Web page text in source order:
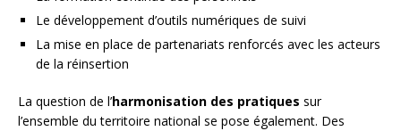
Le développement d’outils numériques de suivi
La mise en place de partenariats renforcés avec les acteurs
de la réinsertion
La question de l’harmonisation des pratiques sur
l’ensemble du territoire national se pose également. Des